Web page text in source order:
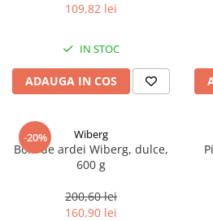
Ulei Gewurzgarten
Ulei Huileries du Berry
Uleiuri aromatizate
Ulei Wiberg Gastro
109,82 lei
IN STOC
ADAUGA IN COS
-20% Wiberg
Boia de ardei Wiberg, dulce,
600 g
200,60 lei
160,90 lei